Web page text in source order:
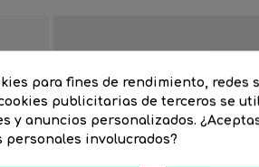
Color de luz
para fines de rendimiento, redes
publicitarias de terceros se
y anuncios personalizados.
personales involucrados?